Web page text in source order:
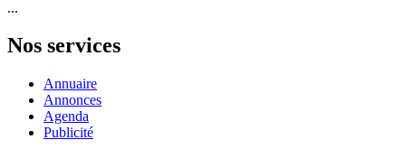
...
Nos services
Annuaire
Annonces
Agenda
Publicité